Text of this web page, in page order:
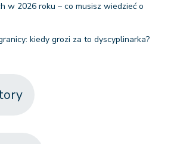
w 2026 roku – co musisz wiedzieć o
kiedy grozi za to dyscyplinarka?